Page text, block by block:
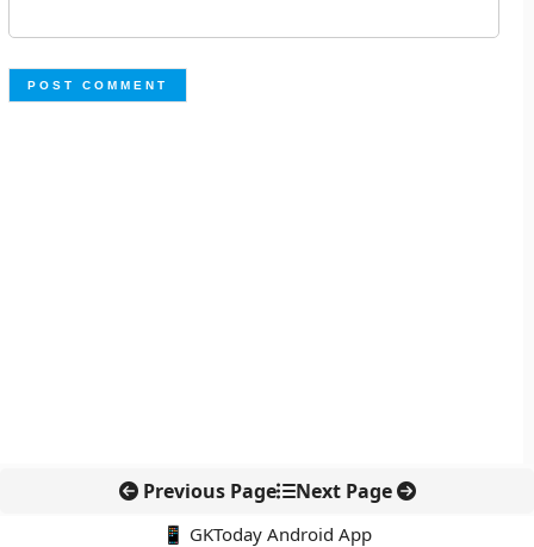
Previous Page Next Page
📱 GKToday Android App